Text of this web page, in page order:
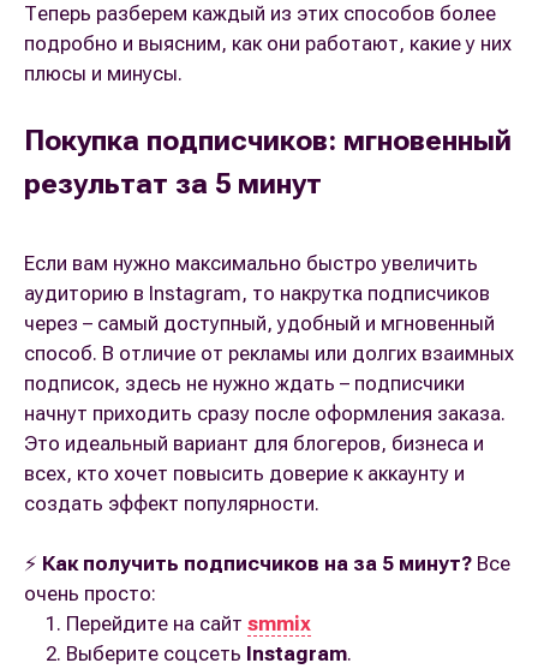
Теперь разберем каждый из этих способов более
подробно и выясним, как они работают, какие у них
плюсы и минусы.
Покупка подписчиков: мгновенный
результат за 5 минут
Если вам нужно максимально быстро увеличить
аудиторию в Instagram, то накрутка подписчиков
через – самый доступный, удобный и мгновенный
способ. В отличие от рекламы или долгих взаимных
подписок, здесь не нужно ждать – подписчики
начнут приходить сразу после оформления заказа.
Это идеальный вариант для блогеров, бизнеса и
всех, кто хочет повысить доверие к аккаунту и
создать эффект популярности.
⚡ Как получить подписчиков на за 5 минут? Все
очень просто:
Перейдите на сайт smmix
Выберите соцсеть Instagram.